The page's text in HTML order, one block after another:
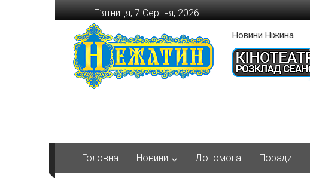
Перейти
до
вмісту
П’ятниця, 7 Серпня, 2026
Новини Ніжина
Головна Новини Допомога Поради